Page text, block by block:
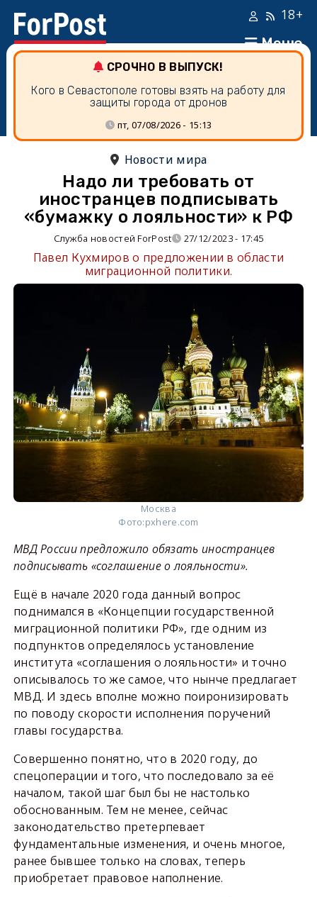
Меню
18+
СРОЧНО В ВЫПУСК!
Кого в Севастополе готовы взять на работу для
защиты города от дронов
пт, 07/08/2026 - 15:13
Новости мира
Надо ли требовать от
иностранцев подписывать
«бумажку о лояльности» к РФ
Служба новостей ForPost 27/12/2023 - 17:45
Павел Кухмиров о предложении в области
миграционной политики.
Москва
Фото:pxhere.com
МВД России предложило обязать иностранцев
подписывать «соглашение о лояльности».
Ещё в начале 2020 года данный вопрос
поднимался в «Концепции государственной
миграционной политики РФ», где одним из
подпунктов определялось установление
института «соглашения о лояльности» и точно
описывалось то же самое, что нынче предлагает
МВД. И здесь вполне можно поиронизировать
по поводу скорости исполнения поручений
главы государства.
Совершенно понятно, что в 2020 году, до
спецоперации и того, что последовало за её
началом, такой шаг был бы не настолько
обоснованным. Тем не менее, сейчас
законодательство претерпевает
фундаментальные изменения, и очень многое,
ранее бывшее только на словах, теперь
приобретает правовое наполнение.